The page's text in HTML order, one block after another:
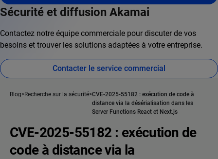
Sécurité et diffusion Akamai
Contactez notre équipe commerciale pour discuter de vos
besoins et trouver les solutions adaptées à votre entreprise.
Contacter le service commercial
Blog Recherche sur la sécurité CVE-2025-55182 : exécution de code à
distance via la désérialisation dans les
Server Functions React et Next.js
CVE-2025-55182 : exécution de
code à distance via la